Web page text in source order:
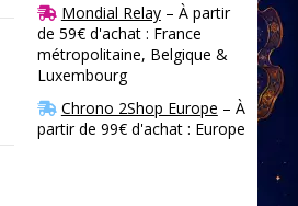
Mondial Relay– À partir
de 59€ d'achat : France
métropolitaine, Belgique &
Luxembourg
Chrono 2Shop Europe – À
partir de 99€ d'achat : Europe